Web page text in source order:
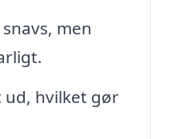
men
hvilket gør